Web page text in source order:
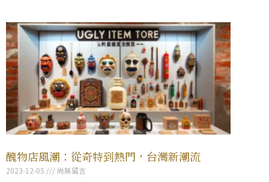
醜物店風潮：從奇特到熱門，台灣新潮流
2023-12-05 尚無留言